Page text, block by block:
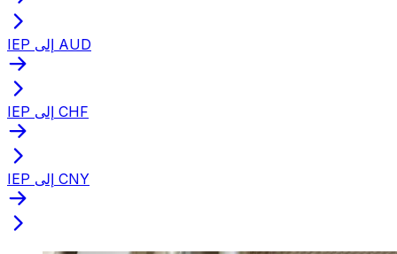
IEP إلى AUD
IEP إلى CHF
IEP إلى CNY